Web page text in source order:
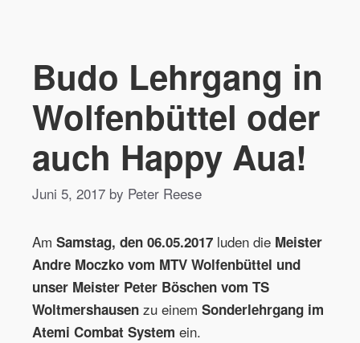
Budo Lehrgang in
Wolfenbüttel oder
auch Happy Aua!
Juni 5, 2017 by Peter Reese
Am Samstag, den 06.05.2017 luden die Meister
Andre Moczko vom MTV Wolfenbüttel und
unser Meister Peter Böschen vom TS
Woltmershausen zu einem Sonderlehrgang im
Atemi Combat System ein.